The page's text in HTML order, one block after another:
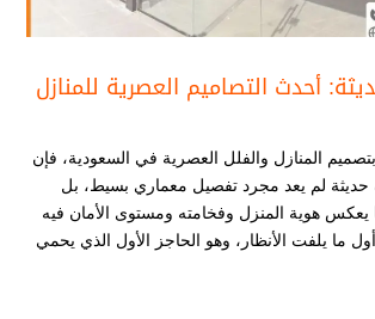
أحدث التصاميم العصرية للمنازل
المنازل والفلل العصرية في السعودية، فإن
حديثة​ لم يعد مجرد تفصيل معماري بسيط، بل
هوية المنزل وفخامته ومستوى الأمان فيه
ما يلفت الأنظار، وهو الحاجز الأول الذي يحمي